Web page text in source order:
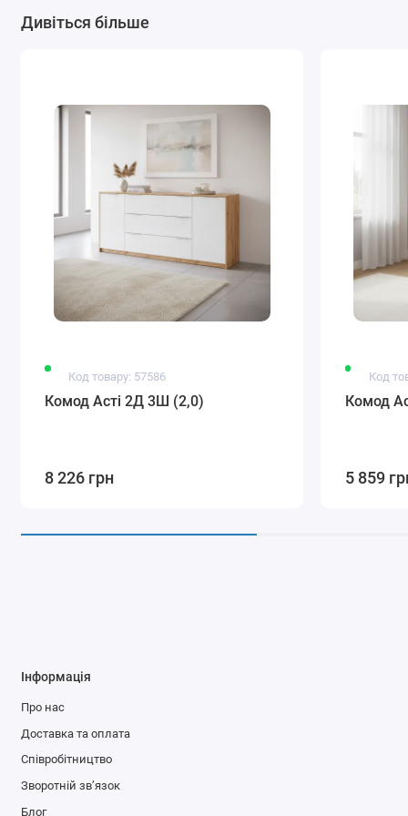
Дивіться більше
Код товару: 57586
Комод Асті 2Д 3Ш (2,0)
8 226 грн
Код
Комод
5 859
Інформація
Про нас
Доставка та оплата
Співробітництво
Зворотній зв’язок
Блог